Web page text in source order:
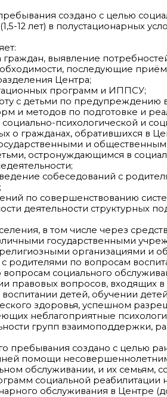
создано с целью
12 лет) в полустационарных
выявление потребностей
последующие
Центра;
программ и ИППСУ;
с детьми по предупреждению
и методов по подготовке и
психологической и
о гражданах, обратившихся
и
остронуждающимся в
собеседований с
по совершенствованию
деятельности
в том числе через
государственными
организациями и
родителями по вопросам
вопросам социального
правовых вопросов, входящих
детей, обучении
здоровья, успешном
неблагоприятные
групп взаимоподдержки,
пребывания создано с целью
помощи
обслуживании, и их семьям,
социальной реабилитации
обслуживания в Центре